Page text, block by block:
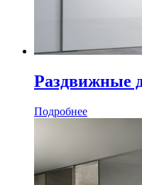
Раздвижные
Подробнее